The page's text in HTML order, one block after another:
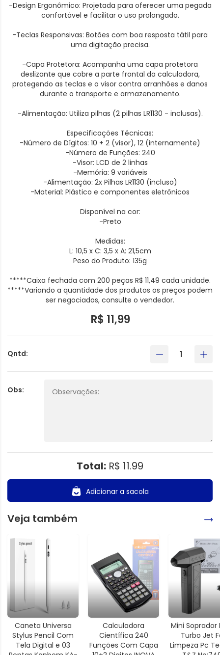
-Design Ergonômico: Projetada para oferecer uma pegada
confortável e facilitar o uso prolongado.
-Teclas Responsivas: Botões com boa resposta tátil para
uma digitação precisa.
-Capa Protetora: Acompanha uma capa protetora
deslizante que cobre a parte frontal da calculadora,
protegendo as teclas e o visor contra arranhões e danos
durante o transporte e armazenamento.
-Alimentação: Utiliza pilhas (2 pilhas LR1130 - inclusas).
Especificações Técnicas:
-Número de Dígitos: 10 + 2 (visor), 12 (internamente)
-Número de Funções: 240
-Visor: LCD de 2 linhas
-Memória: 9 variáveis
-Alimentação: 2x Pilhas LR1130 (incluso)
-Material: Plástico e componentes eletrônicos
Disponível na cor:
-Preto
Medidas:
L: 10,5 x C: 3,5 x A: 21,5cm
Peso do Produto: 135g
*****Caixa fechada com 200 peças R$ 11,49 cada unidade.
*****Variando a quantidade dos produtos os preços podem
ser negociados, consulte o vendedor.
R$ 11,99
Qntd:
Obs:
Total: R$ 11.99
Adicionar a sacola
Veja também
Caneta Universa
Stylus Pencil Com
Tela Digital e 03
Calculadora
Científica 240
Funções Com Capa
Mini Soprador
Turbo Jet
Limpeza Pc